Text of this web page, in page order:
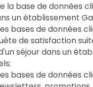
la base de données
un établissement
bases de données
de satisfaction
séjour dans un
bases de données